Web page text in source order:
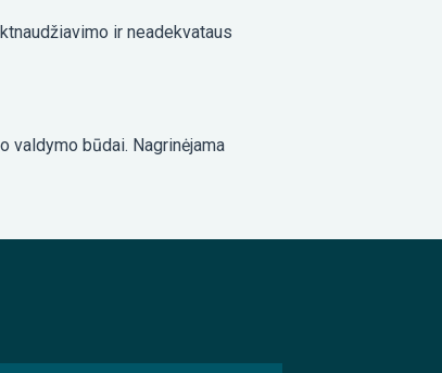
ir neadekvataus
valdymo būdai. Nagrinėjama